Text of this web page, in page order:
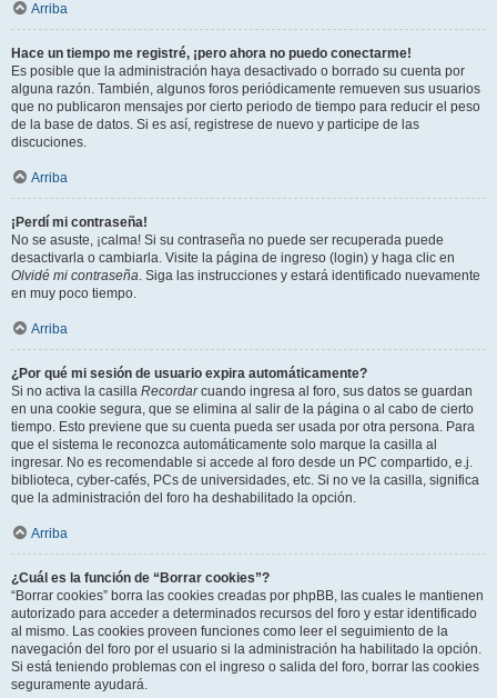
Arriba
Hace un tiempo me registré, ¡pero ahora no puedo conectarme!
Es posible que la administración haya desactivado o borrado su cuenta por
alguna razón. También, algunos foros periódicamente remueven sus usuarios
que no publicaron mensajes por cierto periodo de tiempo para reducir el peso
de la base de datos. Si es así, registrese de nuevo y participe de las
discuciones.
Arriba
¡Perdí mi contraseña!
No se asuste, ¡calma! Si su contraseña no puede ser recuperada puede
desactivarla o cambiarla. Visite la página de ingreso (login) y haga clic en
Olvidé mi contraseña. Siga las instrucciones y estará identificado nuevamente
en muy poco tiempo.
Arriba
¿Por qué mi sesión de usuario expira automáticamente?
Si no activa la casilla Recordarcuando ingresa al foro, sus datos se guardan
en una cookie segura, que se elimina al salir de la página o al cabo de cierto
tiempo. Esto previene que su cuenta pueda ser usada por otra persona. Para
que el sistema le reconozca automáticamente solo marque la casilla al
ingresar. No es recomendable si accede al foro desde un PC compartido, e.j.
biblioteca, cyber-cafés, PCs de universidades, etc. Si no ve la casilla, significa
que la administración del foro ha deshabilitado la opción.
Arriba
¿Cuál es la función de “Borrar cookies”?
“Borrar cookies” borra las cookies creadas por phpBB, las cuales le mantienen
autorizado para acceder a determinados recursos del foro y estar identificado
al mismo. Las cookies proveen funciones como leer el seguimiento de la
navegación del foro por el usuario si la administración ha habilitado la opción.
Si está teniendo problemas con el ingreso o salida del foro, borrar las cookies
seguramente ayudará.